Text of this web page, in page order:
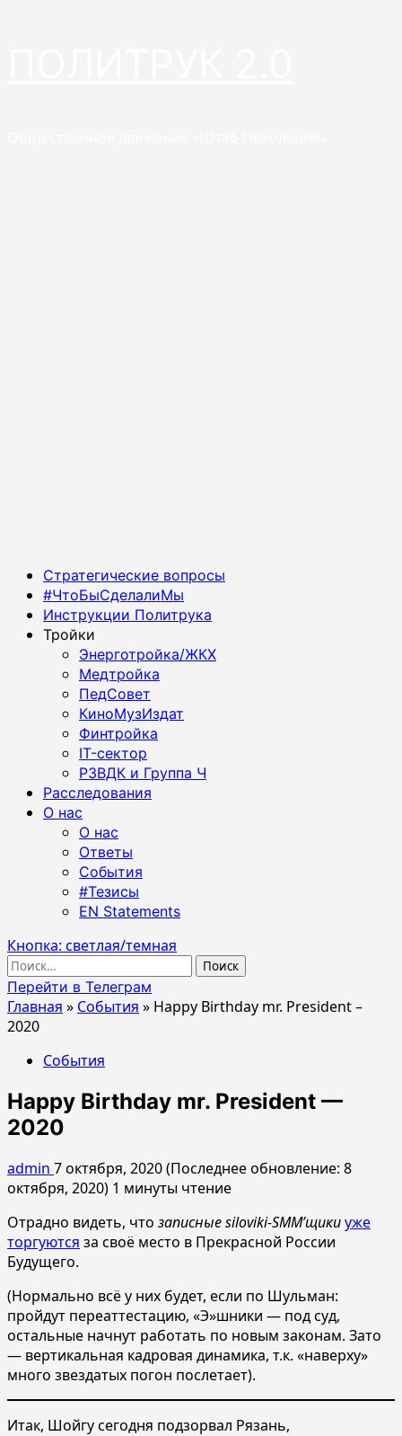
Основное
меню
Стратегические вопросы
#ЧтоБыСделалиМы
Инструкции Политрука
Тройки
Энерготройка/ЖКХ
Медтройка
ПедСовет
КиноМузИздат
Финтройка
IT-сектор
РЗВДК и Группа Ч
Расследования
О нас
О нас
Ответы
События
#Тезисы
EN Statements
Кнопка: светлая/темная
Найти:
Перейти в Телеграм
Главная » События » Happy Birthday mr. President –
2020
События
Happy Birthday mr. President —
2020
admin 7 октября, 2020 (Последнее обновление: 8
октября, 2020) 1 минуты чтение
Отрадно видеть, что записные siloviki-SMM’щикиуже
торгуются за своё место в Прекрасной России
Будущего.
(Нормально всё у них будет, если по Шульман:
пройдут переаттестацию, «Э»шники — под суд,
остальные начнут работать по новым законам. Зато
— вертикальная кадровая динамика, т.к. «наверху»
много звездатых погон послетает).
Итак, Шойгу сегодня подзорвал Рязань,